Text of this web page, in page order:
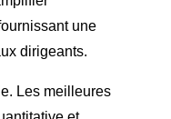
une
dirigeants.
Les meilleures